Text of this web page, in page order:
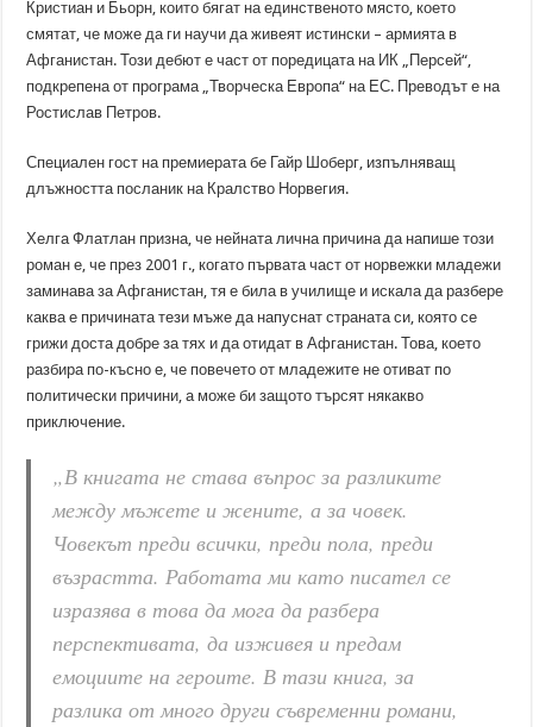
Кристиан и Бьорн, които бягат на единственото място, което
смятат, че може да ги научи да живеят истински – армията в
Афганистан. Този дебют е част от поредицата на ИК „Персей“,
подкрепена от програма „Творческа Европа“ на ЕС. Преводът е на
Ростислав Петров.
Специален гост на премиерата бе Гайр Шоберг, изпълняващ
длъжността посланик на Кралство Норвегия.
Хелга Флатлан призна, че нейната лична причина да напише този
роман е, че през 2001 г., когато първата част от норвежки младежи
заминава за Афганистан, тя е била в училище и искала да разбере
каква е причината тези мъже да напуснат страната си, която се
грижи доста добре за тях и да отидат в Афганистан. Това, което
разбира по-късно е, че повечето от младежите не отиват по
политически причини, а може би защото търсят някакво
приключение.
„В книгата не става въпрос за разликите
между мъжете и жените, а за човек.
Човекът преди всички, преди пола, преди
възрастта. Работата ми като писател се
изразява в това да мога да разбера
перспективата, да изживея и предам
емоциите на героите. В тази книга, за
разлика от много други съвременни романи,